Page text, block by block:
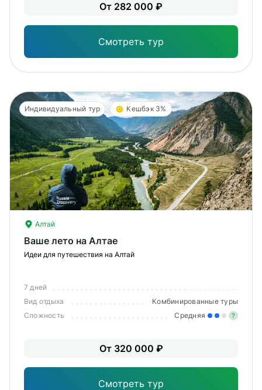
От 282 000 ₽
Смотреть тур
Индивидуальный тур Кешбэк 3%
Алтай
Ваше лето на Алтае
Идеи для путешествия на Алтай
7 дней
Вид отдыха
Комбинированные туры
Сложность
Средняя ?
От 320 000 ₽
Смотреть тур